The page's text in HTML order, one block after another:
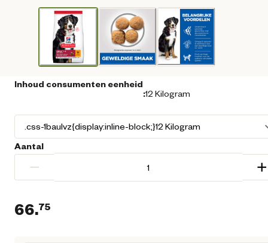
Inhoud consumenten eenheid
:12 Kilogram
Aantal
− +
66.75